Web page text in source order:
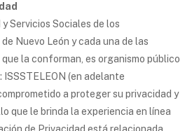
Servicios Sociales de los
Nuevo León y cada una de las
la conforman, es organismo público
(en adelante
a proteger su privacidad y
que le brinda la experiencia en línea